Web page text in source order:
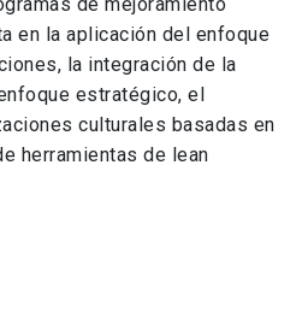
en la aplicación del enfoque
la integración de la
estratégico, el
culturales basadas en
herramientas de lean